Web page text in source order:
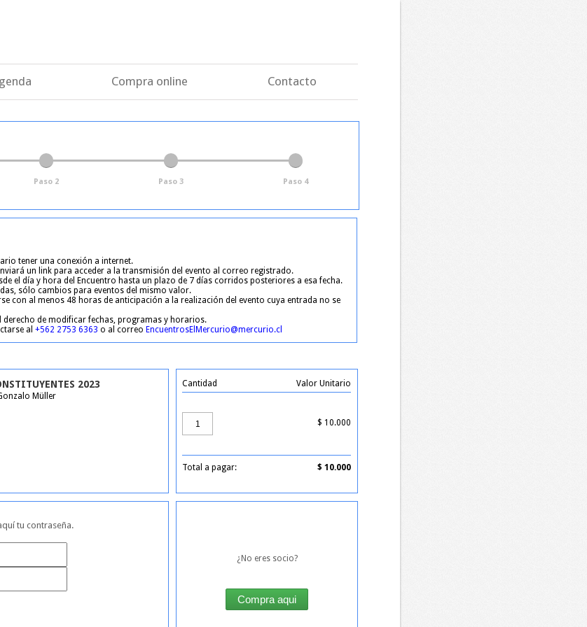
Compra online Contacto
Paso 2 Paso 3 Paso 4
tener una conexión a internet.
un link para acceder a la transmisión del evento al correo registrado.
el día y hora del Encuentro hasta un plazo de 7 días corridos posteriores a esa fecha.
sólo cambios para eventos del mismo valor.
con al menos 48 horas de anticipación a la realización del evento cuya entrada no se
derecho de modificar fechas, programas y horarios.
al +562 2753 6363 o al correo EncuentrosElMercurio@mercurio.cl
2023
Müller
Cantidad Valor Unitario
$ 10.000
Total a pagar: $ 10.000
tu contraseña.
¿No eres socio?